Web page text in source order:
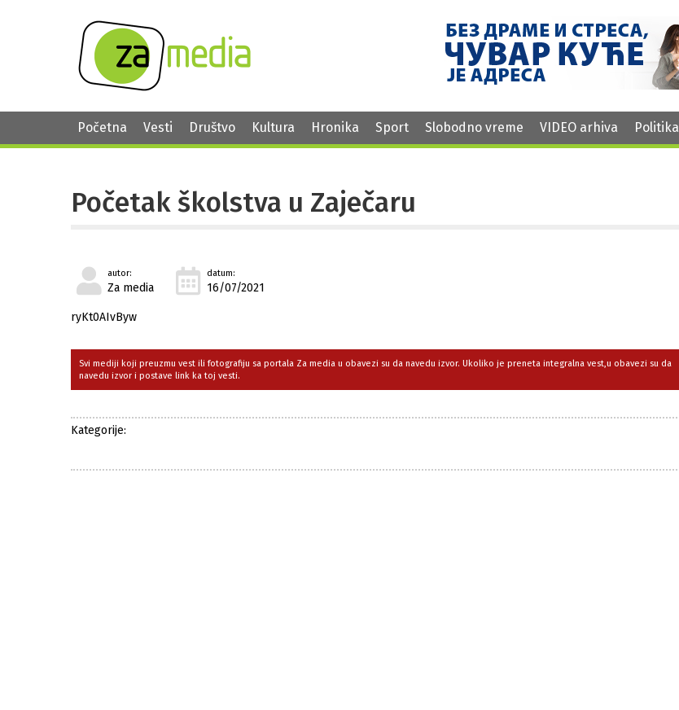
Početna Vesti Društvo Kultura Hronika Sport Slobodno vreme VIDEO arhiva Politika
Početak školstva u Zaječaru
autor:
Za media
datum:
16/07/2021
ryKt0AIvByw
Svi mediji koji preuzmu vest ili fotografiju sa portala Za media u obavezi su da navedu izvor. Ukoliko je preneta integralna vest,u obavezi su da
navedu izvor i postave link ka toj vesti.
Kategorije: